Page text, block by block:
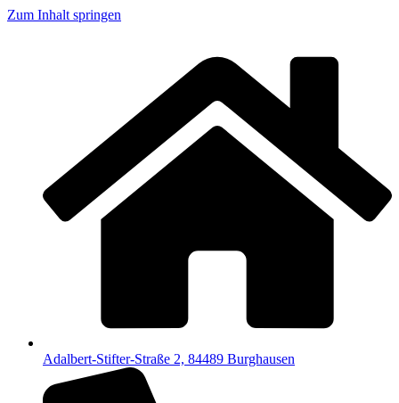
Zum Inhalt springen
Adalbert-Stifter-Straße 2, 84489 Burghausen